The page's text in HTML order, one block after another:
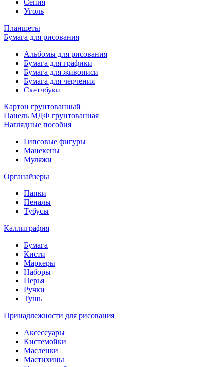
Сепия
Уголь
Планшеты
Бумага для рисования
Альбомы для рисования
Бумага для графики
Бумага для живописи
Бумага для черчения
Скетчбуки
Картон грунтованный
Панель МДФ грунтованная
Наглядные пособия
Гипсовые фигуры
Манекены
Муляжи
Органайзеры
Папки
Пеналы
Тубусы
Каллиграфия
Бумага
Кисти
Маркеры
Наборы
Перья
Ручки
Тушь
Принадлежности для рисования
Аксессуары
Кистемойки
Масленки
Мастихины